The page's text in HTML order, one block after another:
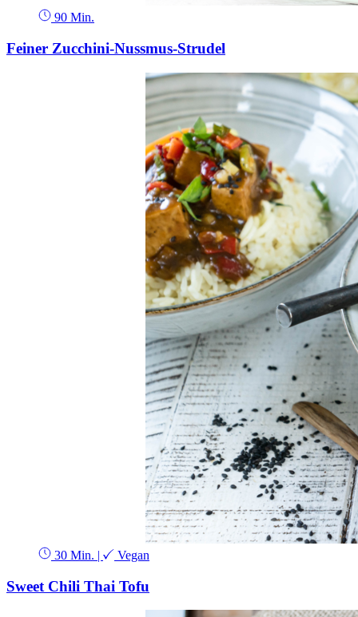
90 Min.
Feiner Zucchini-Nussmus-Strudel
30 Min. | Vegan
Sweet Chili Thai Tofu